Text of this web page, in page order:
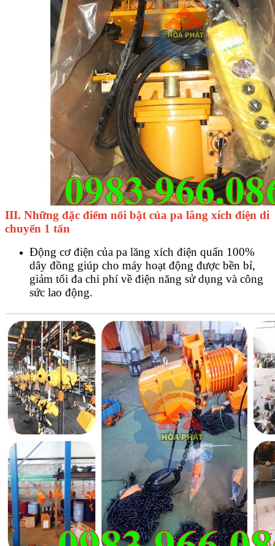
III. Những đặc điểm nổi bật của pa lăng xích điện di
chuyển 1 tấn
Động cơ điện của pa lăng xích điện quấn 100%
dây đồng giúp cho máy hoạt động được bền bỉ,
giảm tối đa chi phí về điện năng sử dụng và công
sức lao động.